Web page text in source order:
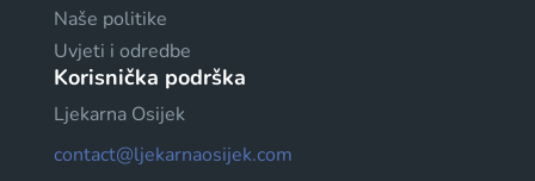
Naše politike
Uvjeti i odredbe
Korisnička podrška
Ljekarna Osijek
contact@ljekarnaosijek.com